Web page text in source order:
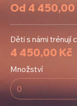
Od 4
Děti s námi trénují
4 450,00 Kč
Množství